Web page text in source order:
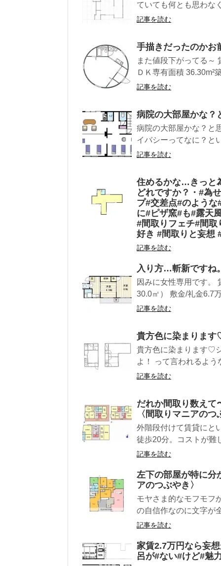
ていても何とも思わな
記事を読む
手描きだったのか
また値段下がってる～
ＤＫ専有面積 36.30m²
記事を読む
病院の大部屋かな？
病院の大部屋かな？と
イバシーってなに？と
記事を読む
住めるかな…きっと
どれですか？・#為
プ#交差点#のよう
に#ピザ窯#も#露天
#間取りフェチ#間
好き #間取りと妄想
記事を読む
入り方…斬新ですね
因みに女性専用です。
30.0㎡） 敷金/礼金6.7
記事を読む
貴方色に染まりま
貴方色に染まります♡
よ！ って言われるよ
記事を読む
だれか間取り数え
〈間取りマニアのつ
外階段付けて賃貸にと
徒歩20分。コストが難
記事を読む
左下の部屋が特に分
アのつぶやき〉
モヤさま的なモフモフ
の自信作なのに文字が
記事を読む
家賃2.7万円なら妄
呂が#ない#けど#魅